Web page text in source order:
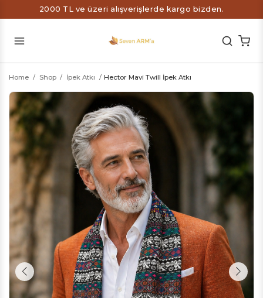
2000 TL ve üzeri alışverişlerde kargo bizden.
Home / Shop / İpek Atkı / Hector Mavi Twill İpek Atkı